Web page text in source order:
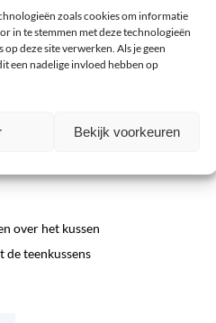
zoals cookies om informatie
in te stemmen met deze technologieën
deze site verwerken. Als je geen
een nadelige invloed hebben op
Bekijk voorkeuren
over het kussen
teenkussens